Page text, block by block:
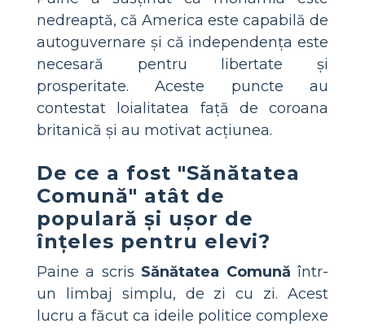
nedreaptă, că America este capabilă de
autoguvernare și că independența este
necesară pentru libertate și
prosperitate. Aceste puncte au
contestat loialitatea față de coroana
britanică și au motivat acțiunea.
De ce a fost "Sănătatea
Comună" atât de
populară și ușor de
înțeles pentru elevi?
Paine a scris Sănătatea Comună într-
un limbaj simplu, de zi cu zi. Acest
lucru a făcut ca ideile politice complexe